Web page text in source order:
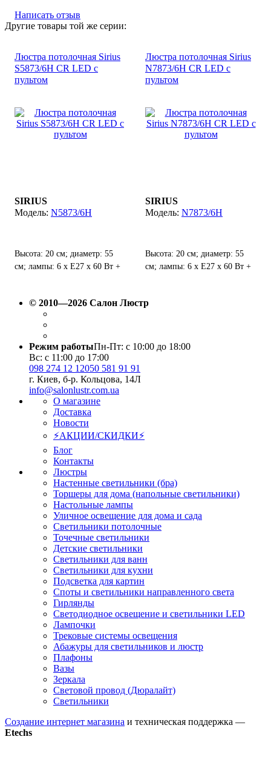
Написать отзыв
Другие товары той же серии:
Люстра потолочная Sirius
S5873/6H CR LED с
пультом
SIRIUS
N5873/6H
Высота: 20 см; диаметр: 55
см; лампы: 6 х Е27 х 60 Вт +
Люстра потолочная Sirius
N7873/6H CR LED с
пультом
SIRIUS
N7873/6H
Высота: 20 см; диаметр: 55
см; лампы: 6 х Е27 х 60 Вт +
© 2010—2026 Салон Люстр
Режим работыПн-Пт: с 10:00 до 18:00
Вс: с 11:00 до 17:00
098 274 12 12050 581 91 91
г. Киев, б-р. Кольцова, 14Л
info@salonlustr.com.ua
О магазине
Доставка
Новости
⚡АКЦИИ/СКИДКИ⚡
Блог
Контакты
Люстры
Настенные светильники (бра)
Торшеры для дома (напольные светильники)
Настольные лампы
Уличное освещение для дома и сада
Светильники потолочные
Точечные светильники
Детские светильники
Светильники для ванн
Светильники для кухни
Подсветка для картин
Споты и светильники направленного света
Гирлянды
Светодиодное освещение и светильники LED
Лампочки
Трековые системы освещения
Абажуры для светильников и люстр
Плафоны
Вазы
Зеркала
Световой провод (Дюралайт)
Светильники
Создание интернет магазина и техническая поддержка —
Etechs